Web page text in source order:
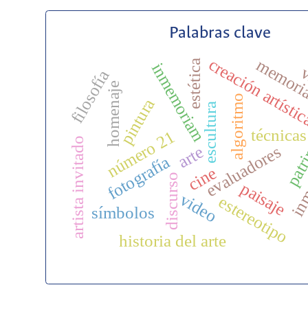
Palabras clave
evaluadores
arte
paisaje
video
escultura
pintura
discurso estereotipo
fotografía
algoritmo
creación
homenaje inmemoriam
número 21
historia del arte
filosofía estética
cine
símbolos
técnicas
artista invitado